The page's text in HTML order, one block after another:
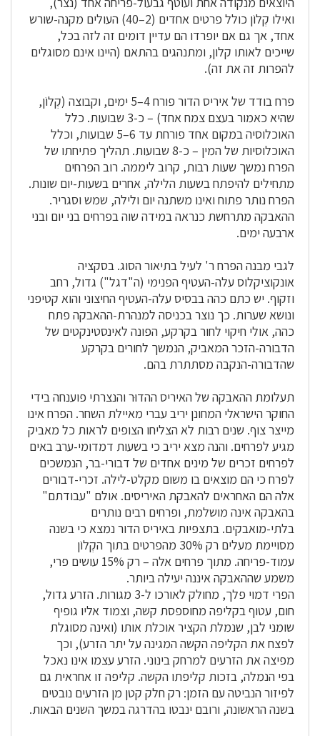
ואילו קְלוֹן כולל פרטים אחדים (2–40) העולים מקנה-שורש
אחד, אך גם אם יופרדו הם עדיין דומים זה לזה בכל,
שייכים לאותו קלון, ומתנהגים בהתאם (היינו אינם מסוגלים
להפרות זה את זה).
פרח בודד של איריס הדור פורח 4–5 ימים, וקבוצה (קְלוֹן,
שהיא כאמור בעצם צמח אחד) – כ-3 שבועות. כלל
האוכלוסיה במקום אחד פורחת עד 6–5 שבועות, וכלל
האוכלוסיות של המין – כ-8 שבועות. תהליך פתיחתו של
הפרח נמשך שעות רבות, קרוב ליממה. רוב הפרחים
מתחילים להיפתח בשעות הלילה, אחרים בשעות-יום שונות.
הפרח נותר פתוח ואינו משתנה יום ולילה, שמש וסגריר.
ההאבקה מתרחשת כנראה במידה שוה בפרחים בני יום ובני
ארבעה ימים.
לגבי מבנה הפרח ר' לעיל בתיאור הסוג. בסקציה
אונקוציקלוס עלה-העטיף הפנימי (ה"דגל") גדול, רחב
וזקוף. יש כתם כהה בבסיס עלה-העטיף החיצוני והוא קטיפני
ונושא שערות. כך נוצר בכניסה למנהרת-ההאבקה פתח
כהה, אולי חיקוי לחור בקרקע, הפונה לאינסטינקטים של
הדבורה-הזכר המאביק, הנמשך לחורים בקרקע
שהדבורה-הנקבה מסתתרת בהם.
תעלומת ההאבקה של האיריס ההדוּר והנצרתי פוענחה בידי
החוקר הישראלי המחונן יריב עברי מאיילת השחר. הפרח אינו
מייצר צוף. שנים רבות לא הצליחו הצופים לראות כל מאביק
מגיע לפרחים. והנה מצא יריב כי בשעות דמדומי-ערב באים
לפרחים זכרים של מינים אחדים של דבורי-בר, הנמשכים
לפרח כי הם מוצאים בו משום מקלט-לילה. זכרי-דבורים
אלה הם האחראים להאבקת האיריסים. אולם "עבודתם"
בהאבקה אינה מושלמת, ופרחים רבים נותרים
בלתי-מואבקים. בתצפיות באיריס הדור נמצא כי בשנה
מסויימת מעלים רק 30% מהפרטים בתוך הקְלוֹן
עמוד-פריחה. מתוך פרחים אלה – רק 15% עושים פרי,
משמע שההאבקה איננה יעילה ביותר.
הפרי דמוי פלך, מחולק לאורכו ל-3 מגורות. הזרע גדול,
חום, עטוף בקליפה מחוספסת קשה, וצמוד אליו גופיף
שומני לבן, שנמלת הקציר אוכלת אותו (ואינה מסוגלת
לפצח את הקליפה הקשה המגינה על יתר הזרע), וכך
מפיצה את הזרעים למרחק בינוני. הזרע עצמו אינו נאכל
בפי הנמלה, בזכות קליפתו הקשה. קליפה זו אחראית גם
לפיזור הנביטה עם הזמן: רק חלק קטן מן הזרעים נובטים
בשנה הראשונה, ורובם ינבטו בהדרגה במשך השנים הבאות.